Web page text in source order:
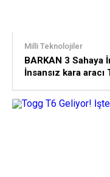
Milli Teknolojiler
BARKAN 3 Sahaya
İnsansız kara aracı